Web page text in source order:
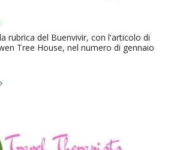
rubrica del Buenvivir, con l'articolo di
Tree House, nel numero di gennaio